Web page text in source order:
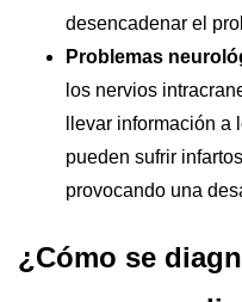
desencadenar el
Problemas
los nervios
llevar información
pueden sufrir
provocando una
¿Cómo se